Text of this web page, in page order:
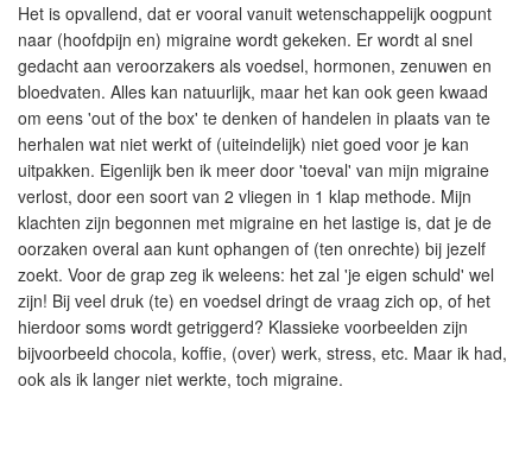
Het is opvallend, dat er vooral vanuit wetenschappelijk oogpunt
naar (hoofdpijn en) migraine wordt gekeken. Er wordt al snel
gedacht aan veroorzakers als voedsel, hormonen, zenuwen en
bloedvaten. Alles kan natuurlijk, maar het kan ook geen kwaad
om eens 'out of the box' te denken of handelen in plaats van te
herhalen wat niet werkt of (uiteindelijk) niet goed voor je kan
uitpakken. Eigenlijk ben ik meer door 'toeval' van mijn migraine
verlost, door een soort van 2 vliegen in 1 klap methode. Mijn
klachten zijn begonnen met migraine en het lastige is, dat je de
oorzaken overal aan kunt ophangen of (ten onrechte) bij jezelf
zoekt. Voor de grap zeg ik weleens: het zal 'je eigen schuld' wel
zijn! Bij veel druk (te) en voedsel dringt de vraag zich op, of het
hierdoor soms wordt getriggerd? Klassieke voorbeelden zijn
bijvoorbeeld chocola, koffie, (over) werk, stress, etc. Maar ik had,
ook als ik langer niet werkte, toch migraine.